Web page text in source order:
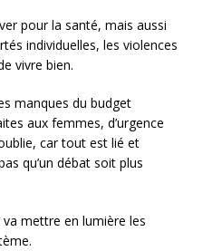
pour la santé, mais aussi
individuelles, les violences
vivre bien.
manques du budget
aux femmes, d’urgence
car tout est lié et
qu’un débat soit plus
va mettre en lumière les